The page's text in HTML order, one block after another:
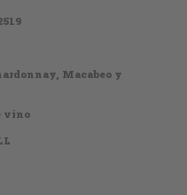
Macabeo y
víno